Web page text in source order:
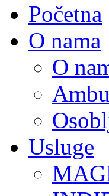
Početna
O nama
O
Usluge